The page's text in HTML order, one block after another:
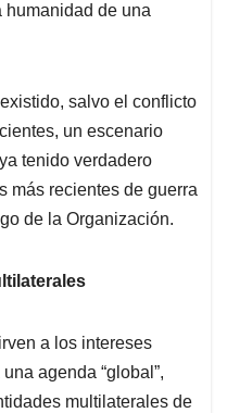
humanidad de una
salvo el conflicto
un escenario
tenido verdadero
más recientes de guerra
de la Organización.
a los intereses
agenda “global”,
multilaterales de